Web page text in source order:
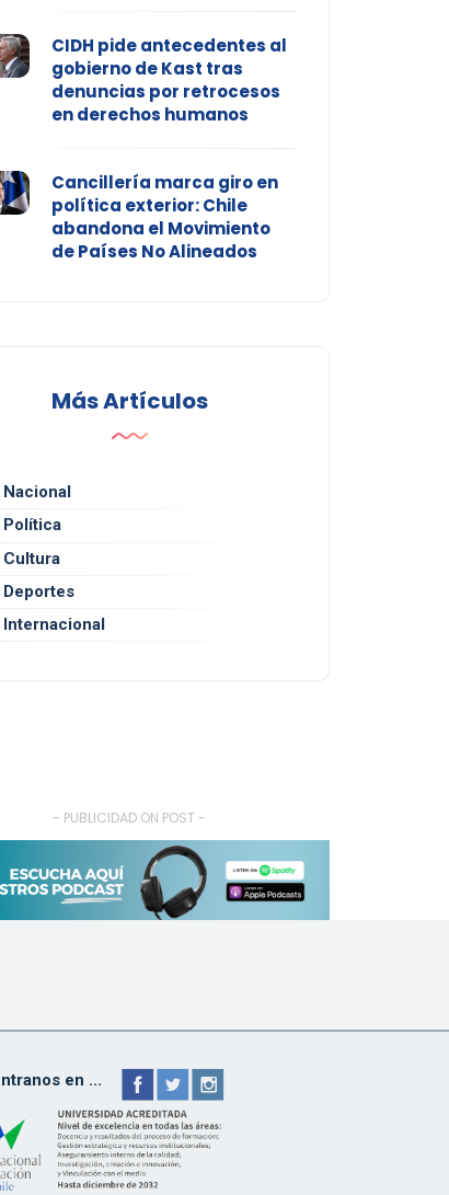
CIDH pide antecedentes al
gobierno de Kast tras
denuncias por retrocesos
en derechos humanos
Cancillería marca giro en
política exterior: Chile
abandona el Movimiento
de Países No Alineados
Más Artículos
Nacional
Política
Cultura
Deportes
Internacional
- PUBLICIDAD ON POST -
en ...